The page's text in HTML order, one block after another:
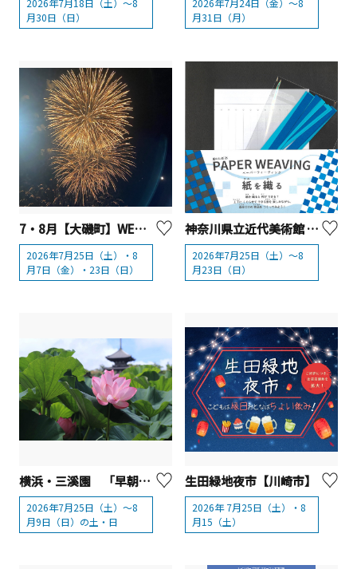
2026年7月18日（土）～8
月30日（日）
2026年7月24日（金）～8
月31日（月）
7・8月【大磯町】WEEKLY打ち上げ花火in大磯
2026年7月25日（土）・8
月7日（金）・23日（日）
神奈川県立近代美術館 葉山館「夏のたね’26 PAPER WEAVING 紙を織る」
2026年7月25日（土）～8
月23日（日）
横浜・三溪園 「早朝観蓮会」【横浜市】
2026年7月25日（土）～8
月9日（日）の土・日
生田緑地夜市【川崎市】
2026年 7月25日（土）・8
月15（土）